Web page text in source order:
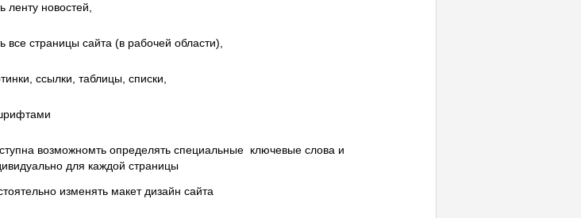
ленту новостей,
все страницы сайта (в рабочей области),
ссылки, таблицы, списки,
возможномть определять специальные ключевые слова и
для каждой страницы
изменять макет дизайн сайта